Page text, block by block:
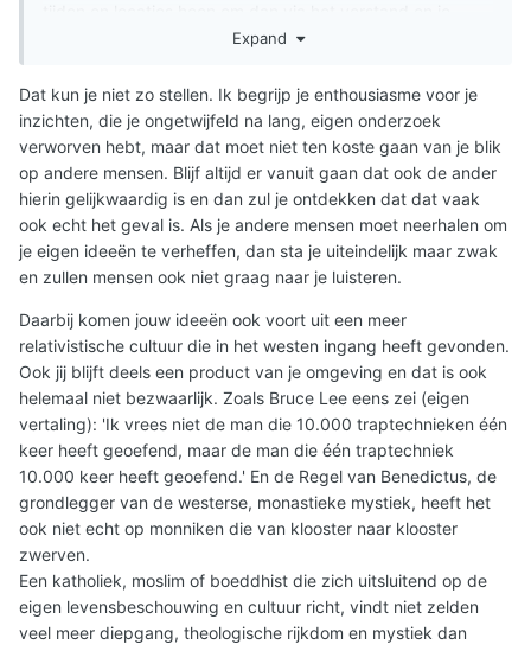
eigen zoektocht een redelijke conclusie te trekken
Expand
Dat kun je niet zo stellen. Ik begrijp je enthousiasme voor je
inzichten, die je ongetwijfeld na lang, eigen onderzoek
verworven hebt, maar dat moet niet ten koste gaan van je blik
op andere mensen. Blijf altijd er vanuit gaan dat ook de ander
hierin gelijkwaardig is en dan zul je ontdekken dat dat vaak
ook echt het geval is. Als je andere mensen moet neerhalen om
je eigen ideeën te verheffen, dan sta je uiteindelijk maar zwak
en zullen mensen ook niet graag naar je luisteren.
Daarbij komen jouw ideeën ook voort uit een meer
relativistische cultuur die in het westen ingang heeft gevonden.
Ook jij blijft deels een product van je omgeving en dat is ook
helemaal niet bezwaarlijk. Zoals Bruce Lee eens zei (eigen
vertaling): 'Ik vrees niet de man die 10.000 traptechnieken één
keer heeft geoefend, maar de man die één traptechniek
10.000 keer heeft geoefend.' En de Regel van Benedictus, de
grondlegger van de westerse, monastieke mystiek, heeft het
ook niet echt op monniken die van klooster naar klooster
zwerven.
Een katholiek, moslim of boeddhist die zich uitsluitend op de
eigen levensbeschouwing en cultuur richt, vindt niet zelden
veel meer diepgang, theologische rijkdom en mystiek dan